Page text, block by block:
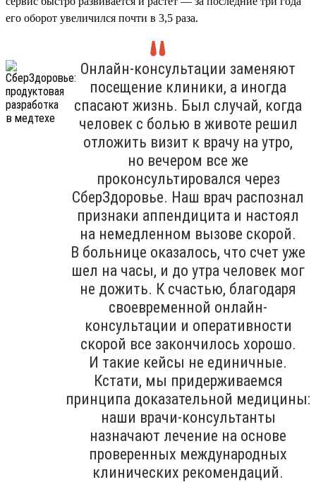
его оборот увеличился почти в 3,5 раза.
Онлайн-консультации заменяют
посещение клиники, а иногда
спасают жизнь. Был случай, когда
человек с болью в животе решил
отложить визит к врачу на утро,
но вечером все же
проконсультировался через
СберЗдоровье. Наш врач распознал
признаки аппендицита и настоял
на немедленном вызове скорой.
В больнице оказалось, что счет уже
шел на часы, и до утра человек мог
не дожить. К счастью, благодаря
своевременной онлайн-
консультации и оперативности
скорой все закончилось хорошо.
И такие кейсы не единичные.
Кстати, мы придерживаемся
принципа доказательной медицины:
наши врачи-консультанты
назначают лечение на основе
проверенных международных
клинических рекомендаций.